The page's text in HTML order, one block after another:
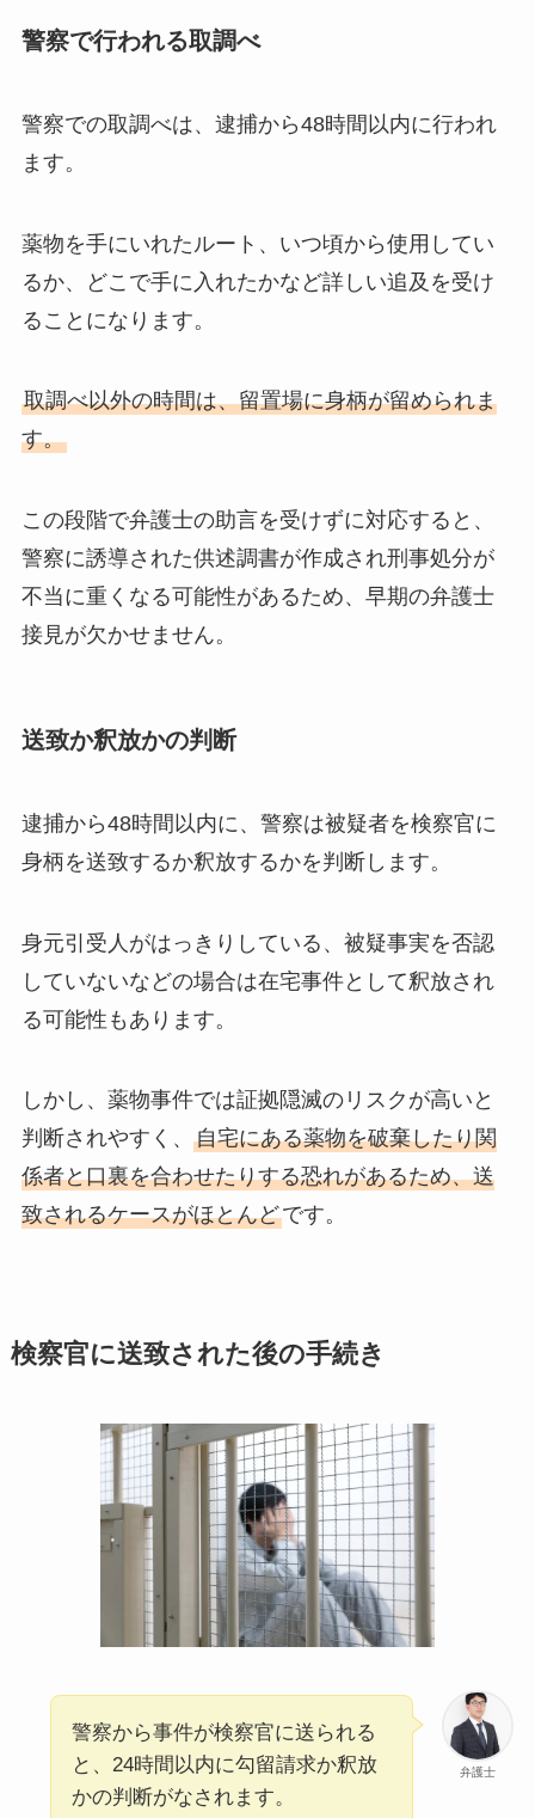
警察で行われる取調べ
警察での取調べは、逮捕から48時間以内に行われ
ます。
薬物を手にいれたルート、いつ頃から使用してい
るか、どこで手に入れたかなど詳しい追及を受け
ることになります。
取調べ以外の時間は、留置場に身柄が留められま
す。
この段階で弁護士の助言を受けずに対応すると、
警察に誘導された供述調書が作成され刑事処分が
不当に重くなる可能性があるため、早期の弁護士
接見が欠かせません。
送致か釈放かの判断
逮捕から48時間以内に、警察は被疑者を検察官に
身柄を送致するか釈放するかを判断します。
身元引受人がはっきりしている、被疑事実を否認
していないなどの場合は在宅事件として釈放され
る可能性もあります。
しかし、薬物事件では証拠隠滅のリスクが高いと
判断されやすく、 自宅にある薬物を破棄したり関
係者と口裏を合わせたりする恐れがあるため、送
致されるケースがほとんどです。
検察官に送致された後の手続き
弁護士
警察から事件が検察官に送られる
と、24時間以内に勾留請求か釈放
かの判断がなされます。